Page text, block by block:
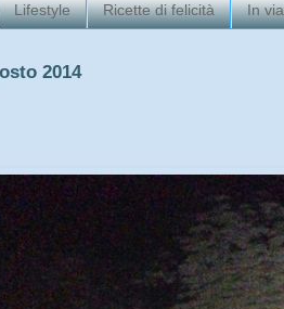
Lifestyle Ricette di felicità In
2014